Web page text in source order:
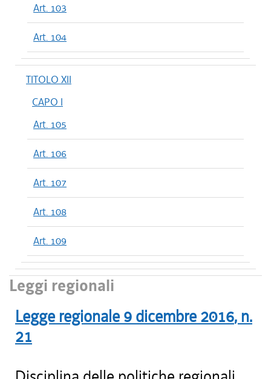
Art. 103
Art. 104
TITOLO XII
CAPO I
Art. 105
Art. 106
Art. 107
Art. 108
Art. 109
Leggi regionali
Legge regionale 9 dicembre 2016, n.
21